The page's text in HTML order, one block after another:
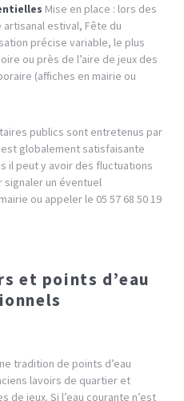
Mise en place : lors des
estival, Fête du
précise variable, le plus
ou près de l’aire de jeux des
(affiches en mairie ou
publics sont entretenus par
globalement satisfaisante
il peut y avoir des fluctuations
signaler un éventuel
ou appeler le 05 57 68 50 19
et points d’eau
tradition de points d’eau
lavoirs de quartier et
jeux. Si l’eau courante n’est